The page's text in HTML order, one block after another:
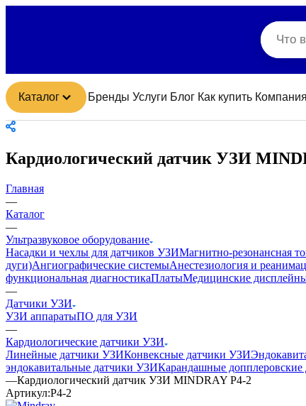
Каталог Бренды Услуги Блог Как купить Компания
Кардиологический датчик УЗИ
Главная
—
Каталог
—
Ультразвуковое оборудование
Насадки и чехлы для датчиков УЗИМагнитно-резонансная
дуги)Ангиографические системыАнестезиология и
функциональная диагностикаПлатыМедицинские
—
Датчики УЗИ
УЗИ аппаратыПО для УЗИ
—
Кардиологические датчики УЗИ
Линейные датчики УЗИКонвексные датчики УЗИ
эндокавитальные датчики УЗИКарандашные допплеровские
—Кардиологический датчик УЗИ MINDRAY P4-2
Артикул:P4-2